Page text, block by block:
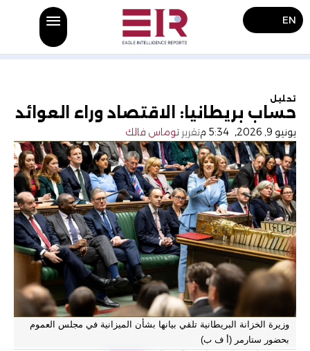
EN
تحليل
حساب بريطانيا: الاقتصاد وراء العوائد
يونيو 9, 2026 , 5:34 م تقرير توماس فالك
وزيرة الخزانة البريطانية تلقي بيانها بشأن الميزانية في مجلس العموم
بحضور ستارمر (أ ف ب)